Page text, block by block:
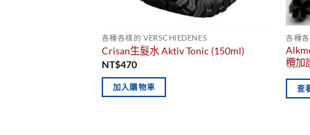
各種各樣的 VERSCHIEDENES
Crisan生髮水 Aktiv Tonic (150ml)
NT$470
加入購物車
各種
欖加
查